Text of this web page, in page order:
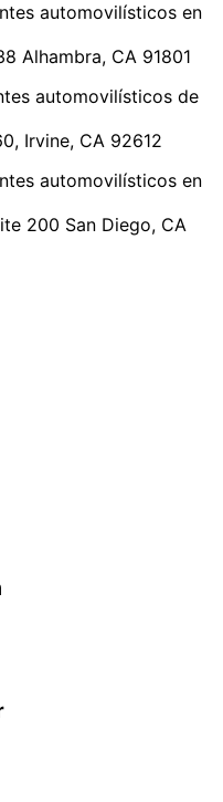
automovilísticos en
Alhambra, CA 91801
automovilísticos de
Irvine, CA 92612
automovilísticos en
200 San Diego, CA